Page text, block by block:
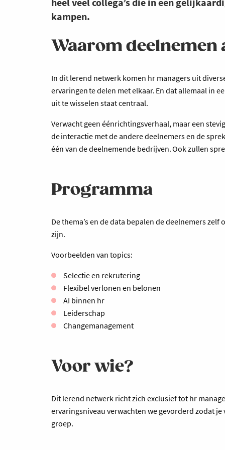
kampen.
Waarom
In dit lerend netwerk komen hr managers uit
ervaringen te delen met elkaar. En dat allemaal in
uit te wisselen staat centraal.
Verwacht geen éénrichtingsverhaal, maar een
de interactie met de andere deelnemers en de
één van de deelnemende bedrijven. Ook zullen
Programma
De thema’s en de data bepalen de deelnemers
zijn.
Voorbeelden van topics:
Selectie en rekrutering
Flexibel verlonen en belonen
AI binnen hr
Leiderschap
Changemanagement
Voor wie?
Dit lerend netwerk richt zich exclusief tot hr
ervaringsniveau verwachten we gevorderd zodat
groep.